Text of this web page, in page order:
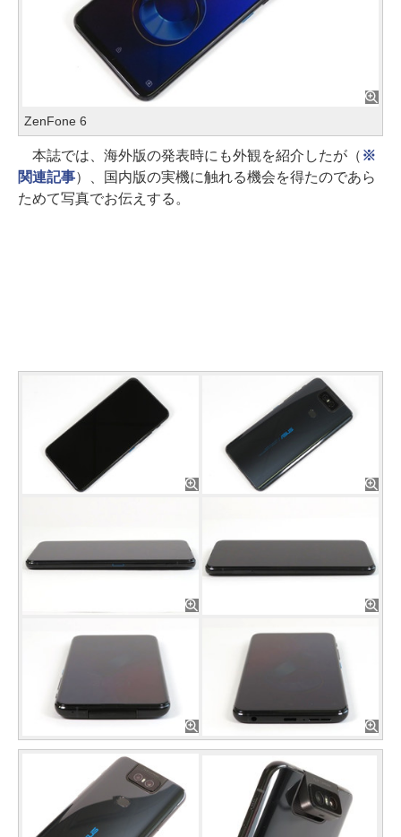
ZenFone 6
本誌では、海外版の発表時にも外観を紹介したが（ ※
関連記事）、国内版の実機に触れる機会を得たのであら
ためて写真でお伝えする。